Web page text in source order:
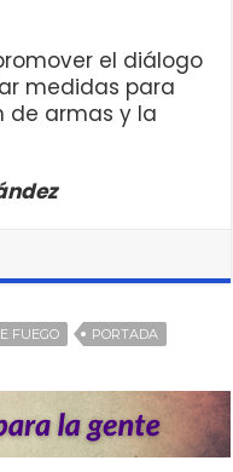
el diálogo
medidas para
de armas y la
FUEGO
PORTADA